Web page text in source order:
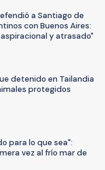
a Santiago de
con Buenos Aires:
y atrasado"
detenido en Tailandia
protegidos
para lo que sea":
vez al frío mar de